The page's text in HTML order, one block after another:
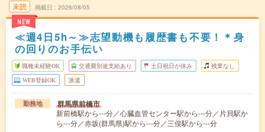
未読
NEW
掲載日 2026/08/05
≪週4日5h～≫志望動機も履歴書も不要！＊身
の回りのお手伝い
職種未経験OK 交通費別途支給あり 土日祝日が休み 残業なし
WEB登録OK 派遣
勤務地 群馬県前橋市
新前橋駅から---分／心臓血管センター駅から---分／片貝駅か
ら---分／赤坂(群馬県)駅から---分／三俣駅から---分